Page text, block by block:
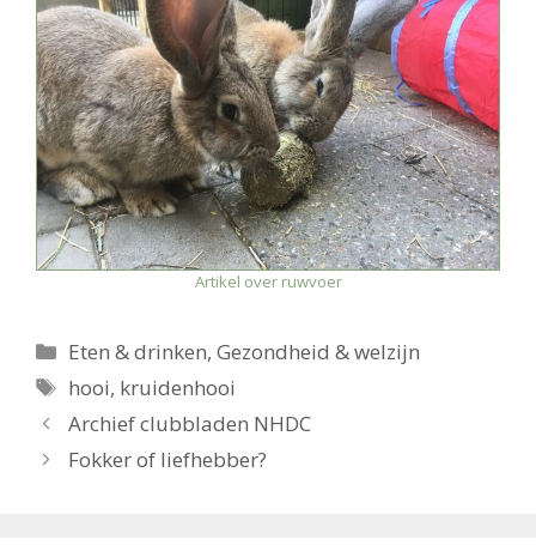
Artikel over ruwvoer
Categorieën
Eten & drinken,Gezondheid & welzijn
Tags
hooi, kruidenhooi
Archief clubbladen NHDC
Fokker of liefhebber?